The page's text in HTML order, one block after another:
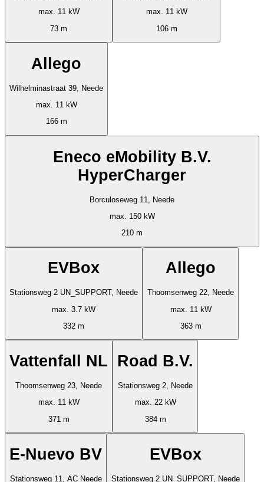
max. 11 kW
73 m
max. 11 kW
106 m
Allego
Wilhelminastraat 39, Neede
max. 11 kW
166 m
Eneco eMobility B.V.
HyperCharger
Borculoseweg 11, Neede
max. 150 kW
210 m
EVBox
Stationsweg 2 UN_SUPPORT, Neede
max. 3.7 kW
332 m
Allego
Thoomsenweg 22, Neede
max. 11 kW
363 m
Vattenfall NL
Thoomsenweg 23, Neede
max. 11 kW
371 m
Road B.V.
Stationsweg 2, Neede
max. 22 kW
384 m
E-Nuevo BV
Stationsweg 11, AC Neede
EVBox
Stationsweg 2 UN_SUPPORT, Neede